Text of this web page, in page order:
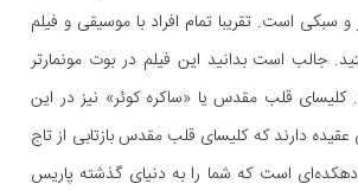
سبکی است. تقریبا تمام افراد با موسیقی و فیلم
جالب است بدانید این فیلم در بوت مونمارتر
کلیسای قلب مقدس یا «ساکره کوئر» نیز در این
عقیده دارند که کلیسای قلب مقدس بازتابی از تاج
است که شما را به دنیای گذشته پاریس